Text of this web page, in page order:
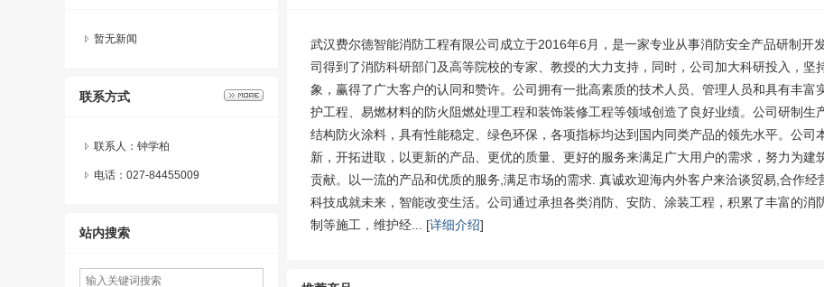
暂无新闻
联系方式
联系人：钟学柏
电话：027-84455009
站内搜索
武汉费尔德智能消防工程有限公司成立于2016年6月，是一家专业从事消防安全产品研制开
司得到了消防科研部门及高等院校的专家、教授的大力支持，同时，公司加大科研投入，
象，赢得了广大客户的认同和赞许。公司拥有一批高素质的技术人员、管理人员和具有丰
护工程、易燃材料的防火阻燃处理工程和装饰装修工程等领域创造了良好业绩。公司研制
结构防火涂料，具有性能稳定、绿色环保，各项指标均达到国内同类产品的领先水平。公司
新，开拓进取，以更新的产品、更优的质量、更好的服务来满足广大用户的需求，努力为
贡献。以一流的产品和优质的服务,满足市场的需求. 真诚欢迎海内外客户来洽谈贸易,合作经
科技成就未来，智能改变生活。公司通过承担各类消防、安防、涂装工程，积累了丰富的
制等施工，维护经... [详细介绍]